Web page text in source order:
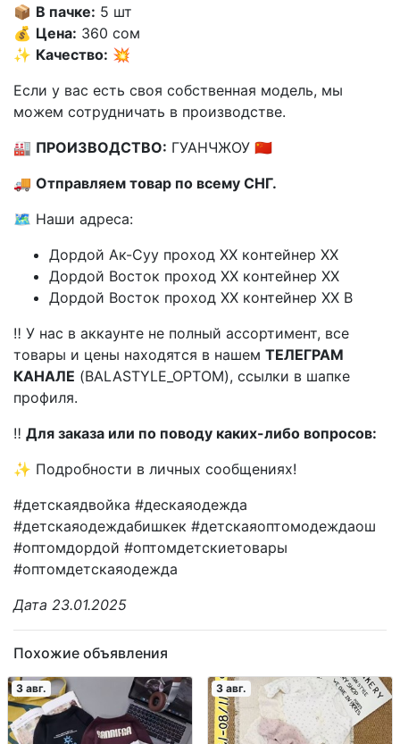
📦 В пачке: 5 шт
💰 Цена: 360 сом
✨ Качество: 💥
Если у вас есть своя собственная модель, мы
можем сотрудничать в производстве.
🏭 ПРОИЗВОДСТВО: ГУАНЧЖОУ 🇨🇳
🚚 Отправляем товар по всему СНГ.
🗺️ Наши адреса:
Дордой Ак-Суу проход XX контейнер XX
Дордой Восток проход XX контейнер XX
Дордой Восток проход XX контейнер XX В
‼️ У нас в аккаунте не полный ассортимент, все
товары и цены находятся в нашем ТЕЛЕГРАМ
КАНАЛЕ (BALASTYLE_OPTOM), ссылки в шапке
профиля.
‼️ Для заказа или по поводу каких-либо вопросов:
✨ Подробности в личных сообщениях!
#детскаядвойка #дескаяодежда
#детскаяодеждабишкек #детскаяоптомодеждаош
#оптомдордой #оптомдетскиетовары
#оптомдетскаяодежда
Дата 23.01.2025
Похожие объявления
3 авг. 3 авг.